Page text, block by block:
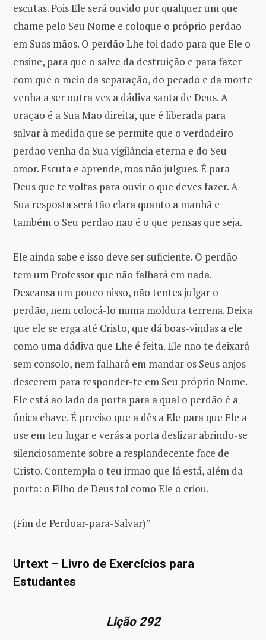
escutas. Pois Ele será ouvido por qualquer um que
chame pelo Seu Nome e coloque o próprio perdão
em Suas mãos. O perdão Lhe foi dado para que Ele o
ensine, para que o salve da destruição e para fazer
com que o meio da separação, do pecado e da morte
venha a ser outra vez a dádiva santa de Deus. A
oração é a Sua Mão direita, que é liberada para
salvar à medida que se permite que o verdadeiro
perdão venha da Sua vigilância eterna e do Seu
amor. Escuta e aprende, mas não julgues. É para
Deus que te voltas para ouvir o que deves fazer. A
Sua resposta será tão clara quanto a manhã e
também o Seu perdão não é o que pensas que seja.
Ele ainda sabe e isso deve ser suficiente. O perdão
tem um Professor que não falhará em nada.
Descansa um pouco nisso, não tentes julgar o
perdão, nem colocá-lo numa moldura terrena. Deixa
que ele se erga até Cristo, que dá boas-vindas a ele
como uma dádiva que Lhe é feita. Ele não te deixará
sem consolo, nem falhará em mandar os Seus anjos
descerem para responder-te em Seu próprio Nome.
Ele está ao lado da porta para a qual o perdão é a
única chave. É preciso que a dês a Ele para que Ele a
use em teu lugar e verás a porta deslizar abrindo-se
silenciosamente sobre a resplandecente face de
Cristo. Contempla o teu irmão que lá está, além da
porta: o Filho de Deus tal como Ele o criou.
(Fim de Perdoar-para-Salvar)”
Urtext – Livro de Exercícios para
Estudantes
Lição 292